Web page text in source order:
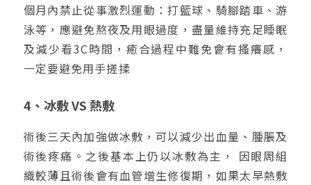
個月內禁止從事激烈運動：打籃球、騎腳踏車、游
泳等，應避免熬夜及用眼過度，盡量維持充足睡眠
及減少看3C時間，癒合過程中難免會有搔癢感，
一定要避免用手搓揉
4、冰敷 VS 熱敷
術後三天內加強做冰敷，可以減少出血量、腫脹及
術後疼痛。之後基本上仍以冰敷為主， 因眼周組
織較薄且術後會有血管增生修復期，如果太早熱敷